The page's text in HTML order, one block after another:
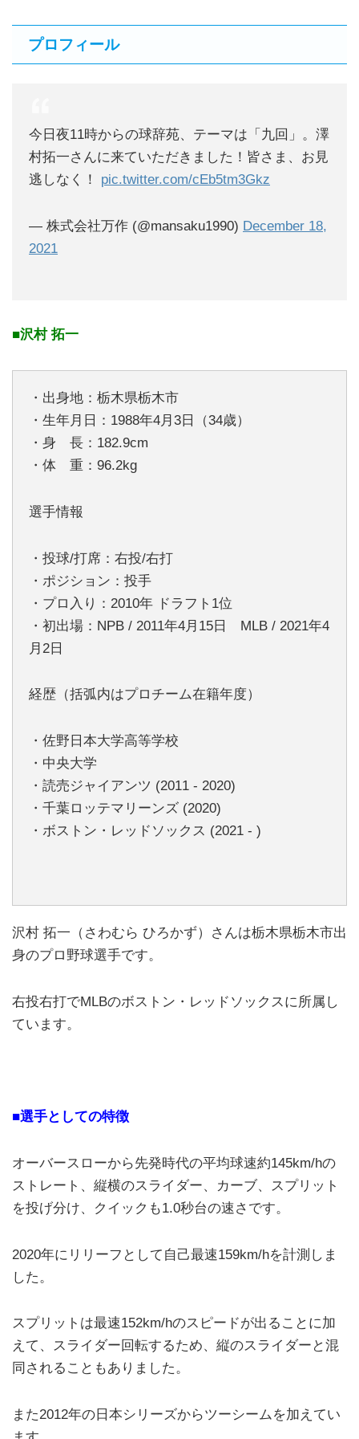
プロフィール
今日夜11時からの球辞苑、テーマは「九回」。澤
村拓一さんに来ていただきました！皆さま、お見
逃しなく！ pic.twitter.com/cEb5tm3Gkz
— 株式会社万作 (@mansaku1990) December 18,
2021
■沢村 拓一
・出身地：栃木県栃木市
・生年月日：1988年4月3日（34歳）
・身 長：182.9cm
・体 重：96.2kg
選手情報
・投球/打席：右投/右打
・ポジション：投手
・プロ入り：2010年 ドラフト1位
・初出場：NPB / 2011年4月15日 MLB / 2021年4
月2日
経歴（括弧内はプロチーム在籍年度）
・佐野日本大学高等学校
・中央大学
・読売ジャイアンツ (2011 - 2020)
・千葉ロッテマリーンズ (2020)
・ボストン・レッドソックス (2021 - )
沢村 拓一（さわむら ひろかず）さんは栃木県栃木市出
身のプロ野球選手です。
右投右打でMLBのボストン・レッドソックスに所属し
ています。
■選手としての特徴
オーバースローから先発時代の平均球速約145km/hの
ストレート、縦横のスライダー、カーブ、スプリット
を投げ分け、クイックも1.0秒台の速さです。
2020年にリリーフとして自己最速159km/hを計測しま
した。
スプリットは最速152km/hのスピードが出ることに加
えて、スライダー回転するため、縦のスライダーと混
同されることもありました。
また2012年の日本シリーズからツーシームを加えてい